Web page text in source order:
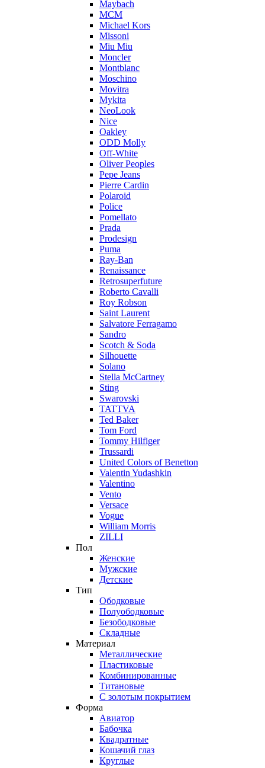
Maybach
MCM
Michael Kors
Missoni
Miu Miu
Moncler
Montblanc
Moschino
Movitra
Mykita
NeoLook
Nice
Oakley
ODD Molly
Off-White
Oliver Peoples
Pepe Jeans
Pierre Cardin
Polaroid
Police
Pomellato
Prada
Prodesign
Puma
Ray-Ban
Renaissance
Retrosuperfuture
Roberto Cavalli
Roy Robson
Saint Laurent
Salvatore Ferragamo
Sandro
Scotch & Soda
Silhouette
Solano
Stella McCartney
Sting
Swarovski
TATTVA
Ted Baker
Tom Ford
Tommy Hilfiger
Trussardi
United Colors of Benetton
Valentin Yudashkin
Valentino
Vento
Versace
Vogue
William Morris
ZILLI
Пол
Женские
Мужские
Детские
Тип
Ободковые
Полуободковые
Безободковые
Складные
Материал
Металлические
Пластиковые
Комбинированные
Титановые
С золотым покрытием
Форма
Авиатор
Бабочка
Квадратные
Кошачий глаз
Круглые